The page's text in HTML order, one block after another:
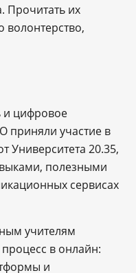
Прочитать их
волонтерство,
и цифровое
приняли участие в
Университета 20.35,
полезными
сервисах
учителям
в онлайн:
и